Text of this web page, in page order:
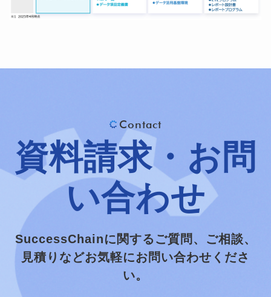
Contact
資料請求・お問
い合わせ
SuccessChainに関するご質問、ご相談、
見積りなどお気軽にお問い合わせくださ
い。